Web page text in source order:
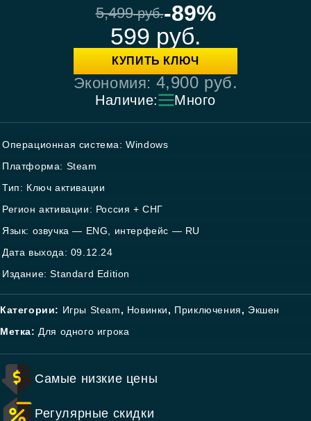
5,499руб.-89%
599 руб.
КУПИТЬ КЛЮЧ
Экономия: 4,900 руб.
Наличие: Много
Операционная система: Windows
Платформа: Steam
Тип: Ключ активации
Регион активации: Россия + СНГ
Язык: озвучка — ENG, интерфейс — RU
Дата выхода: 09.12.24
Издание: Standard Edition
Категории: Игры Steam, Новинки, Приключения, Экшен
Метка: Для одного игрока
Самые низкие цены
Регулярные скидки